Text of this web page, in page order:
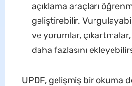
açıklama araçları
geliştirebilir.
ve yorumlar,
daha fazlasını
UPDF, gelişmiş bir okuma